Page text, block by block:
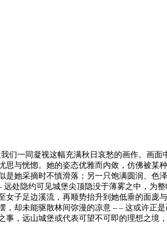
们一同凝视这幅充满秋日哀愁的画作。画
与恍惚。她的姿态优雅而内敛，仿佛被某
她采摘时不慎滑落；另一只饱满圆润、
处隐约可见城堡尖顶隐没于薄雾之中，为
子足边溪流，再顺势抬升到她低垂的面
却未能驱散林间弥漫的凉意 – – 这或许正
，远山城堡或代表可望不可即的理想之境